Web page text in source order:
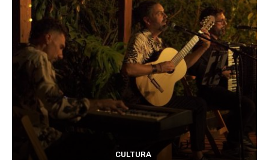
CULTURA